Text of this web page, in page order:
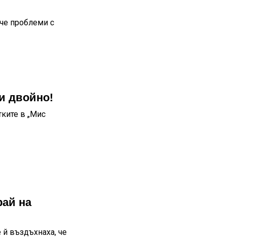
проблеми с
двойно!
в „Мис
на
въздъхнаха, че